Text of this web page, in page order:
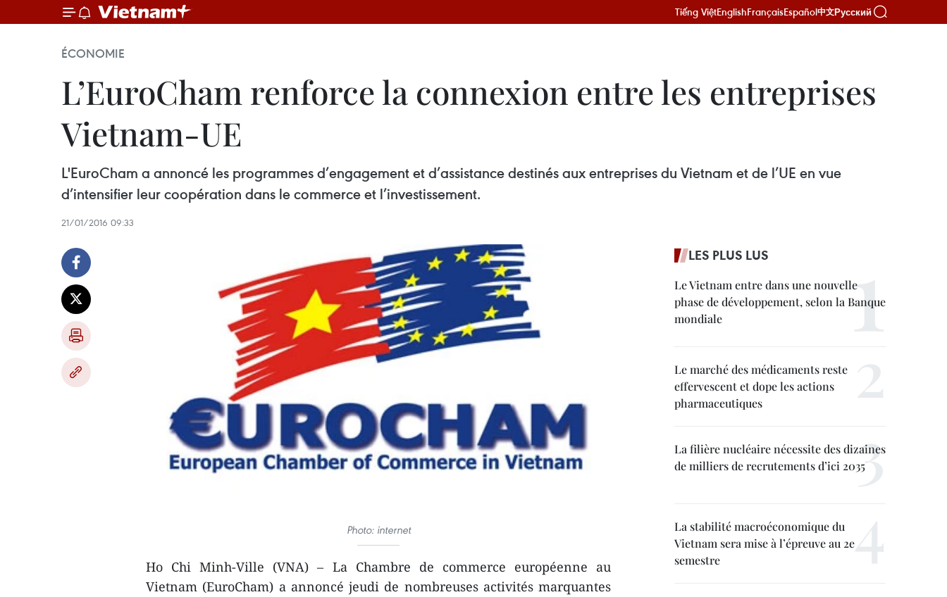
Tiếng ViệtEnglishFrançaisEspañol中文Русский
ÉCONOMIE
L’EuroCham renforce la connexion entre les entreprises
Vietnam-UE
L'EuroCham a annoncé les programmes d’engagement et d’assistance destinés aux entreprises du Vietnam et de l’UE en vue
d’intensifier leur coopération dans le commerce et l’investissement.
21/01/2016 09:33
Photo: internet
Ho Chi Minh-Ville (VNA) – La Chambre de commerce européenne au
Vietnam (EuroCham) a ​​annoncé jeudi de nombreuses activités marquantes
LES PLUS LUS
Le Vietnam entre dans une nouvelle
phase de développement, selon la Banque
mondiale
Le marché des médicaments reste
effervescent et dope les actions
pharmaceutiques
La filière nucléaire nécessite des dizaines
de milliers de recrutements d’ici 2035
La stabilité macroéconomique du
Vietnam sera mise à l’épreuve au 2e
semestre